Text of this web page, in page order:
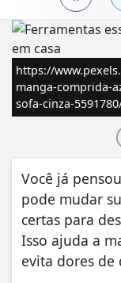
https://
manga-comprida-
sofa-cinza-
Você já
pode mudar
certas para
Isso ajuda a
evita dores de